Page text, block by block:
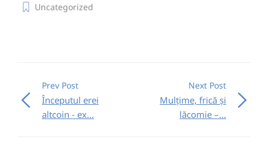
Uncategorized
Prev Post
Începutul erei
altcoin - ex...
Next Post
Mulțime, frică și
lăcomie –...